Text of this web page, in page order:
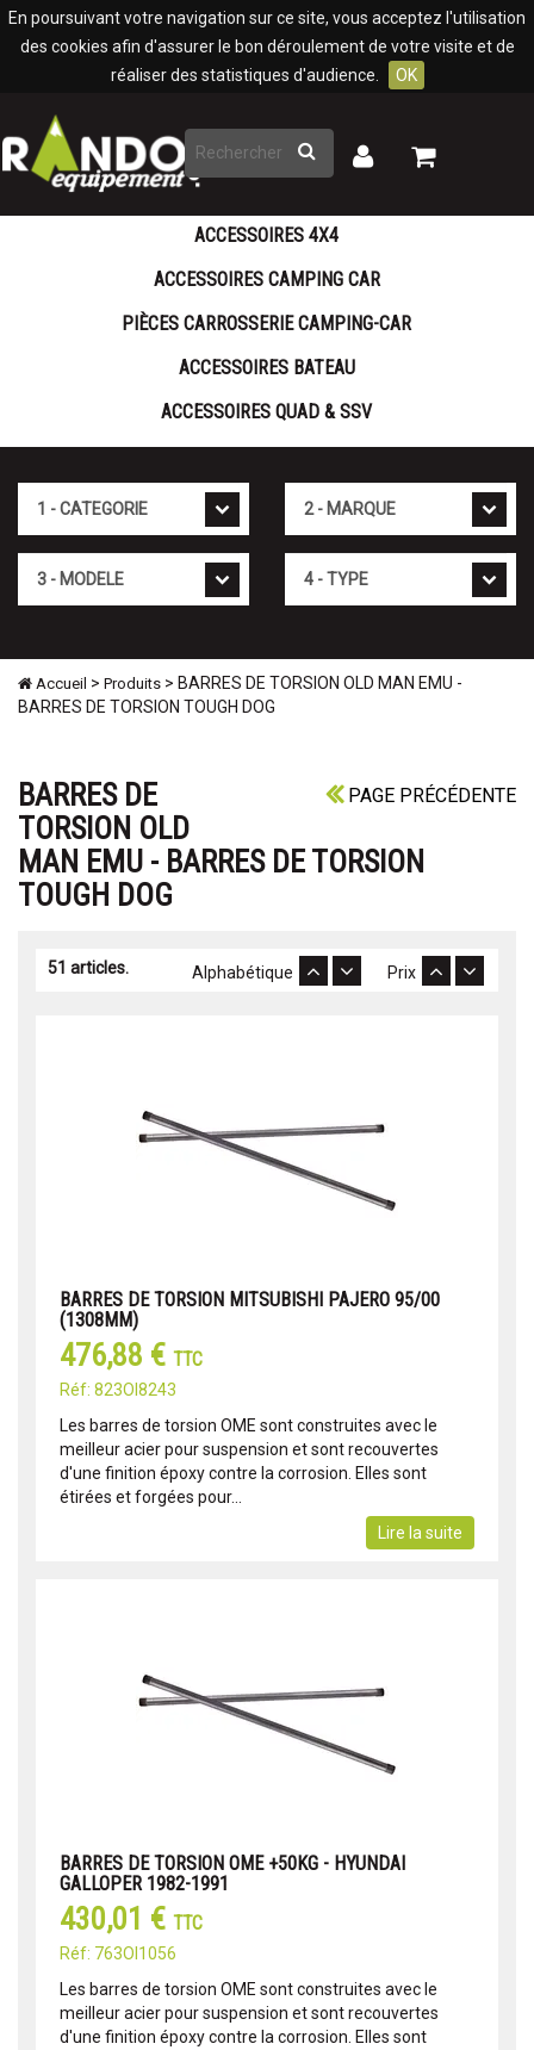
En poursuivant votre navigation sur ce site, vous acceptez l'utilisation
des cookies afin d'assurer le bon déroulement de votre visite et de
réaliser des statistiques d'audience.
OK
Rechercher
Mon
Mon
ACCESSOIRES 4X4
ACCESSOIRES CAMPING CAR
PIÈCES CARROSSERIE CAMPING-CAR
ACCESSOIRES BATEAU
ACCESSOIRES QUAD & SSV
Accueil > Produits > BARRES DE TORSION OLD MAN EMU -
BARRES DE TORSION TOUGH DOG
PAGE PRÉCÉDENTE
BARRES DE
TORSION OLD
MAN EMU - BARRES DE TORSION
TOUGH DOG
51 articles. Prix
Alphabétique
BARRES DE TORSION MITSUBISHI PAJERO 95/00
(1308MM)
476,88 € TTC
Réf: 823OI8243
Les barres de torsion OME sont construites avec le
meilleur acier pour suspension et sont recouvertes
d'une finition époxy contre la corrosion. Elles sont
étirées et forgées pour...
Lire la suite
BARRES DE TORSION OME +50KG - HYUNDAI
GALLOPER 1982-1991
430,01 € TTC
Réf: 763OI1056
Les barres de torsion OME sont construites avec le
meilleur acier pour suspension et sont recouvertes
d'une finition époxy contre la corrosion. Elles sont
Panneau de gestion des cookies